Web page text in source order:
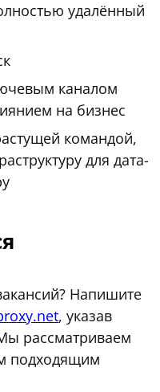
удалённый
каналом
на бизнес
командой,
для дата-
Напишите
, указав
рассматриваем
подходящим